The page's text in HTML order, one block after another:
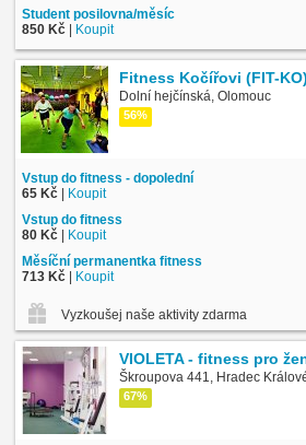
Student posilovna/měsíc
850 Kč | Koupit
Fitness Kočířovi (FIT-KO)
Dolní hejčínská, Olomouc
56%
Vstup do fitness - dopolední
65 Kč | Koupit
Vstup do fitness
80 Kč | Koupit
Měsíční permanentka fitness
713 Kč | Koupit
Vyzkoušej naše aktivity zdarma
VIOLETA - fitness pro
Škroupova 441, Hradec
67%